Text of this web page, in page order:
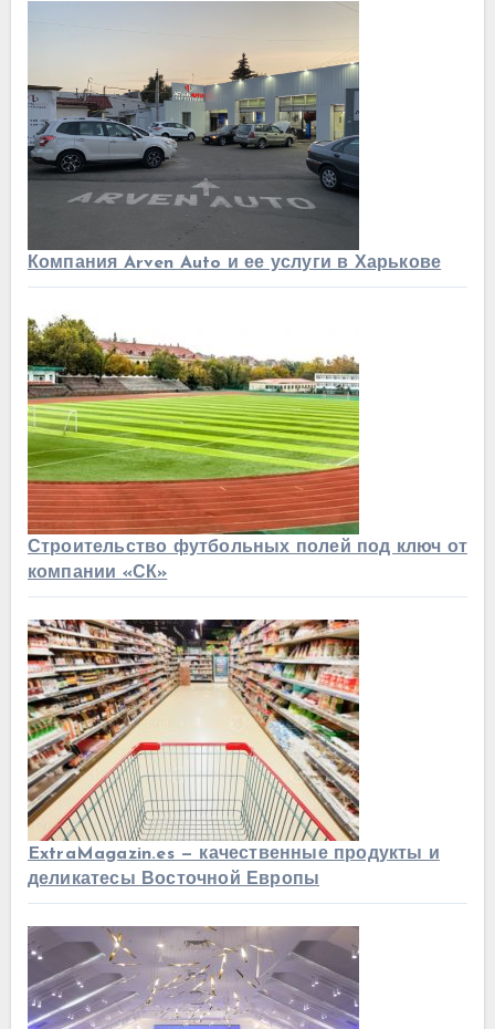
Компания Arven Auto и ее услуги в Харькове
Строительство футбольных полей под ключ от
компании «СК»
ExtraMagazin.es — качественные продукты и
деликатесы Восточной Европы